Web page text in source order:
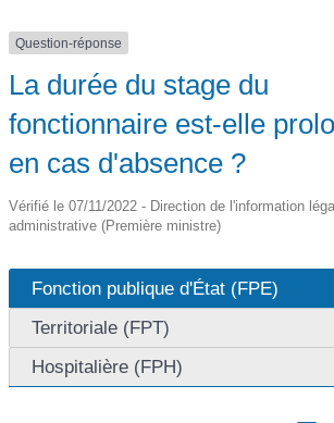
Question-réponse
La durée du stage du
fonctionnaire est-elle
en cas d'absence ?
Vérifié le 07/11/2022 - Direction de l'information
administrative (Première ministre)
Fonction publique d'État (FPE)
Territoriale (FPT)
Hospitalière (FPH)